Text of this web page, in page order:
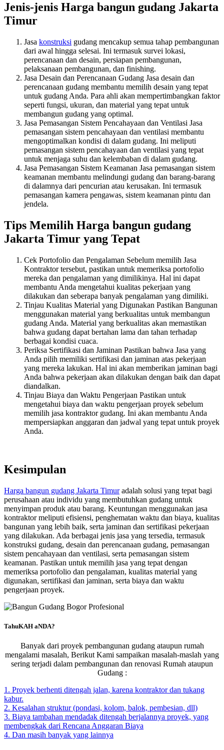
Jenis-jenis Harga bangun gudang Jakarta
Timur
Jasa konstruksi gudang mencakup semua tahap pembangunan
dari awal hingga selesai. Ini termasuk survei lokasi,
perencanaan dan desain, persiapan pembangunan,
pelaksanaan pembangunan, dan finishing.
Jasa Desain dan Perencanaan Gudang Jasa desain dan
perencanaan gudang membantu memilih desain yang tepat
untuk gudang Anda. Para ahli akan mempertimbangkan faktor
seperti fungsi, ukuran, dan material yang tepat untuk
membangun gudang yang optimal.
Jasa Pemasangan Sistem Pencahayaan dan Ventilasi Jasa
pemasangan sistem pencahayaan dan ventilasi membantu
mengoptimalkan kondisi di dalam gudang. Ini meliputi
pemasangan sistem pencahayaan dan ventilasi yang tepat
untuk menjaga suhu dan kelembaban di dalam gudang.
Jasa Pemasangan Sistem Keamanan Jasa pemasangan sistem
keamanan membantu melindungi gudang dan barang-barang
di dalamnya dari pencurian atau kerusakan. Ini termasuk
pemasangan kamera pengawas, sistem keamanan pintu dan
jendela.
Tips Memilih Harga bangun gudang
Jakarta Timur yang Tepat
Cek Portofolio dan Pengalaman Sebelum memilih Jasa
Kontraktor tersebut, pastikan untuk memeriksa portofolio
mereka dan pengalaman yang dimilikinya. Hal ini dapat
membantu Anda mengetahui kualitas pekerjaan yang
dilakukan dan seberapa banyak pengalaman yang dimiliki.
Tinjau Kualitas Material yang Digunakan Pastikan Bangunan
menggunakan material yang berkualitas untuk membangun
gudang Anda. Material yang berkualitas akan memastikan
bahwa gudang dapat bertahan lama dan tahan terhadap
berbagai kondisi cuaca.
Periksa Sertifikasi dan Jaminan Pastikan bahwa Jasa yang
Anda pilih memiliki sertifikasi dan jaminan atas pekerjaan
yang mereka lakukan. Hal ini akan memberikan jaminan bagi
Anda bahwa pekerjaan akan dilakukan dengan baik dan dapat
diandalkan.
Tinjau Biaya dan Waktu Pengerjaan Pastikan untuk
mengetahui biaya dan waktu pengerjaan proyek sebelum
memilih jasa kontraktor gudang. Ini akan membantu Anda
mempersiapkan anggaran dan jadwal yang tepat untuk proyek
Anda.
Kesimpulan
Harga bangun gudang Jakarta Timuradalah solusi yang tepat bagi
perusahaan atau individu yang membutuhkan gudang untuk
menyimpan produk atau barang. Keuntungan menggunakan jasa
kontraktor meliputi efisiensi, penghematan waktu dan biaya, kualitas
bangunan yang lebih baik, serta jaminan dan sertifikasi pekerjaan
yang dilakukan. Ada berbagai jenis jasa yang tersedia, termasuk
konstruksi gudang, desain dan perencanaan gudang, pemasangan
sistem pencahayaan dan ventilasi, serta pemasangan sistem
keamanan. Pastikan untuk memilih jasa yang tepat dengan
memeriksa portofolio dan pengalaman, kualitas material yang
digunakan, sertifikasi dan jaminan, serta biaya dan waktu
pengerjaan proyek.
TahuKAH aNDA?
Banyak dari proyek pembangunan gudang ataupun rumah
mengalami masalah, Berikut Kami sampaikan masalah-maslah yang
sering terjadi dalam pembangunan dan renovasi Rumah ataupun
Gudang :
1. Proyek berhenti ditengah jalan, karena kontraktor dan tukang
kabur.
2. Kesalahan struktur (pondasi, kolom, balok, pembesian, dll)
3. Biaya tambahan mendadak ditengah berjalannya proyek, yang
membengkak dari Rencana Anggaran Biaya
4. Dan masih banyak yang lainnya